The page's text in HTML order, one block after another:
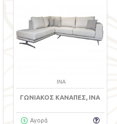
INA
ΓΩΝΙΑΚΌΣ ΚΑΝΑΠΈΣ, INA
Αγορά